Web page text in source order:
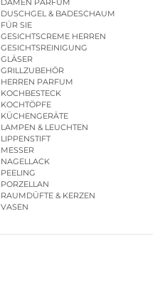
DAMEN PARFUM
DUSCHGEL & BADESCHAUM
FÜR SIE
GESICHTSCREME HERREN
GESICHTSREINIGUNG
GLÄSER
GRILLZUBEHÖR
HERREN PARFUM
KOCHBESTECK
KOCHTÖPFE
KÜCHENGERÄTE
LAMPEN & LEUCHTEN
LIPPENSTIFT
MESSER
NAGELLACK
PEELING
PORZELLAN
RAUMDÜFTE & KERZEN
VASEN